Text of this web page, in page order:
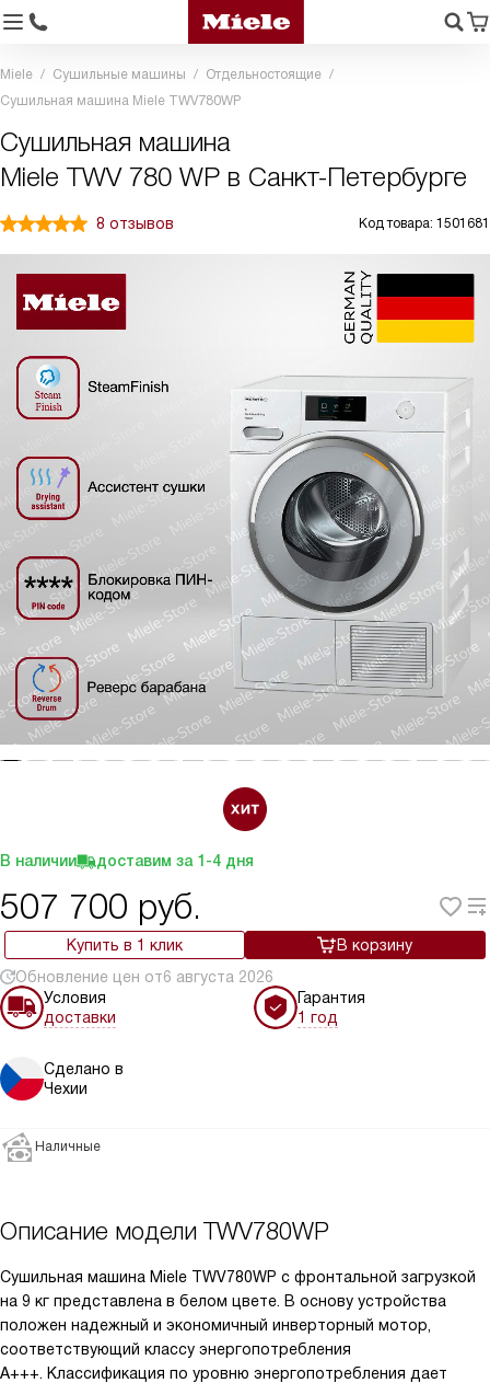
Miele Сушильные машины
Отдельностоящие
Сушильная машина Miele TWV780WP
Сушильная машина
Miele TWV 780 WP в Санкт-Петербурге
8 отзывов Код товара: 1501681
В наличии доставим за 1-4 дня
507 700 руб.
Купить в 1 клик
В корзину
Обновление цен от6 августа 2026
Условия
доставки
Гарантия
1 год
Сделано в
Чехии
Наличные
Описание модели TWV780WP
Сушильная машина Miele TWV780WP с фронтальной загрузкой
на 9 кг представлена в белом цвете. В основу устройства
положен надежный и экономичный инверторный мотор,
соответствующий классу энергопотребления
А+++. Классификация по уровню энергопотребления дает